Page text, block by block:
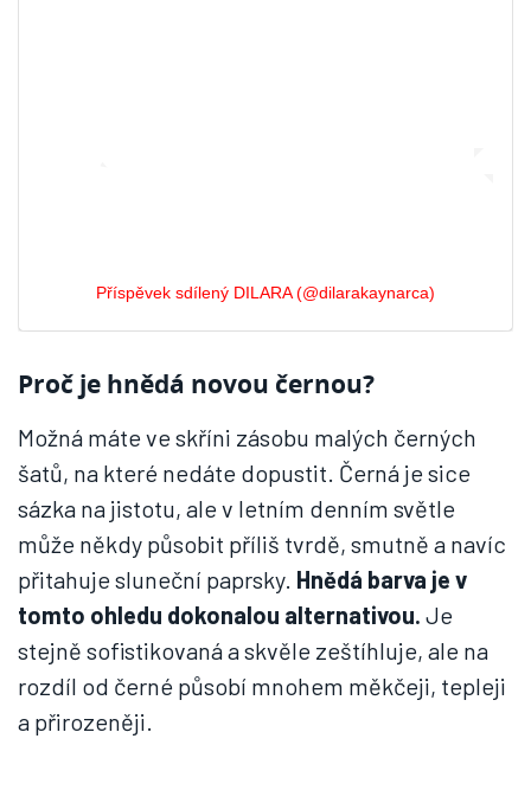
Příspěvek sdílený DILARA (@dilarakaynarca)
Proč je hnědá novou černou?
Možná máte ve skříni zásobu malých černých
šatů, na které nedáte dopustit. Černá je sice
sázka na jistotu, ale v letním denním světle
může někdy působit příliš tvrdě, smutně a navíc
přitahuje sluneční paprsky. Hnědá barva je v
tomto ohledu dokonalou alternativou. Je
stejně sofistikovaná a skvěle zeštíhluje, ale na
rozdíl od černé působí mnohem měkčeji, tepleji
a přirozeněji.